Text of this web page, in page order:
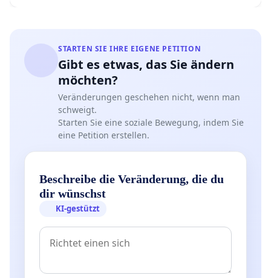
STARTEN SIE IHRE EIGENE PETITION
Gibt es etwas, das Sie ändern
möchten?
Veränderungen geschehen nicht, wenn man
schweigt.
Starten Sie eine soziale Bewegung, indem Sie
eine Petition erstellen.
Beschreibe die Veränderung, die du
dir wünschst
KI-gestützt